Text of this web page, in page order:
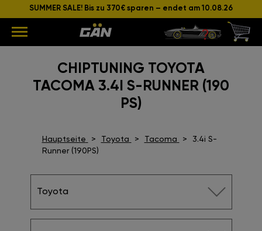
SUMMER SALE! Bis zu 370€ sparen – endet am 10.08.26
CHIPTUNING TOYOTA
TACOMA 3.4I S-RUNNER (190
PS)
Hauptseite Toyota Tacoma
3.4i S-
Runner (190PS)
Toyota